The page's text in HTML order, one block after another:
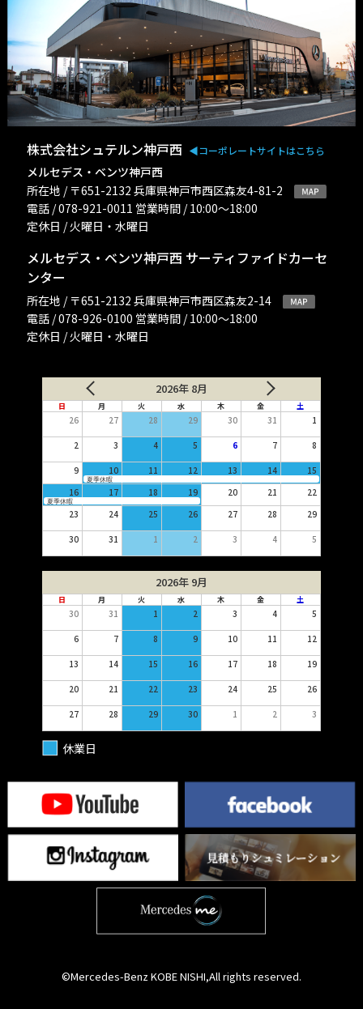
株式会社シュテルン神戸西 ◀︎コーポレートサイトはこちら
メルセデス・ベンツ神戸西
所在地 / 〒651-2132 兵庫県神戸市西区森友4-81-2
電話 / 078-921-0011 営業時間 / 10:00〜18:00
定休日 / 火曜日・水曜日
メルセデス・ベンツ神戸西 サーティファイドカーセ
ンター
所在地 / 〒651-2132 兵庫県神戸市西区森友2-14
電話 / 078-926-0100 営業時間 / 10:00〜18:00
定休日 / 火曜日・水曜日
2026年 8月
日 月 火 水 木 金 土
26 27 28 29 30 31 1
2 3 4 5 6 7 8
9 10 11 12 13 14 15
夏季休暇
16 17 18 19 20 21 22
夏季休暇
23 24 25 26 27 28 29
30 31 1 2 3 4 5
2026年 9月
日 月 火 水 木 金 土
30 31 1 2 3 4 5
6 7 8 9 10 11 12
13 14 15 16 17 18 19
20 21 22 23 24 25 26
27 28 29 30 1 2 3
休業日
©Mercedes-Benz KOBE NISHI,All rights reserved.